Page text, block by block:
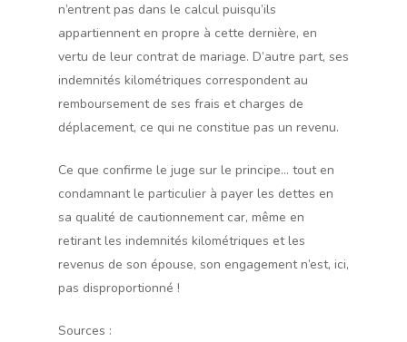
n’entrent pas dans le calcul puisqu’ils
appartiennent en propre à cette dernière, en
vertu de leur contrat de mariage. D’autre part, ses
indemnités kilométriques correspondent au
remboursement de ses frais et charges de
déplacement, ce qui ne constitue pas un revenu.
Ce que confirme le juge sur le principe… tout en
condamnant le particulier à payer les dettes en
sa qualité de cautionnement car, même en
retirant les indemnités kilométriques et les
revenus de son épouse, son engagement n’est, ici,
pas disproportionné !
Sources :